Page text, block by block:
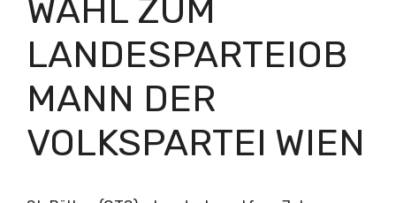
WAHL ZUM
LANDESPARTEIOB
MANN DER
VOLKSPARTEI WIEN